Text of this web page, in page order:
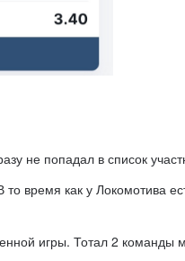
не попадал в список
время как у Локомотива
игры. Тотал 2 команды